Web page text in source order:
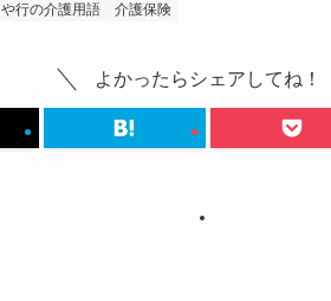
や行の介護用語 介護保険
よかったらシェアしてね！